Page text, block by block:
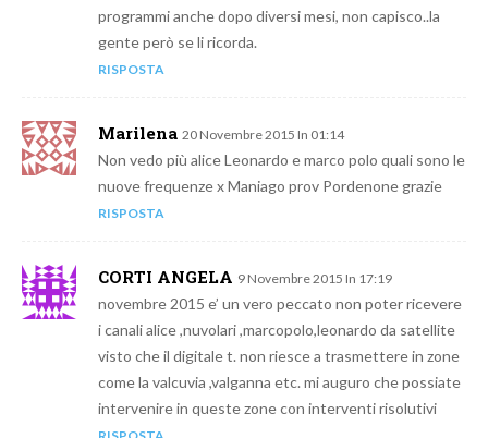
programmi anche dopo diversi mesi, non capisco..la
gente però se li ricorda.
RISPOSTA
Marilena 20 Novembre 2015 In 01:14
Non vedo più alice Leonardo e marco polo quali sono le
nuove frequenze x Maniago prov Pordenone grazie
RISPOSTA
CORTI ANGELA 9 Novembre 2015 In 17:19
novembre 2015 e’ un vero peccato non poter ricevere
i canali alice ,nuvolari ,marcopolo,leonardo da satellite
visto che il digitale t. non riesce a trasmettere in zone
come la valcuvia ,valganna etc. mi auguro che possiate
intervenire in queste zone con interventi risolutivi